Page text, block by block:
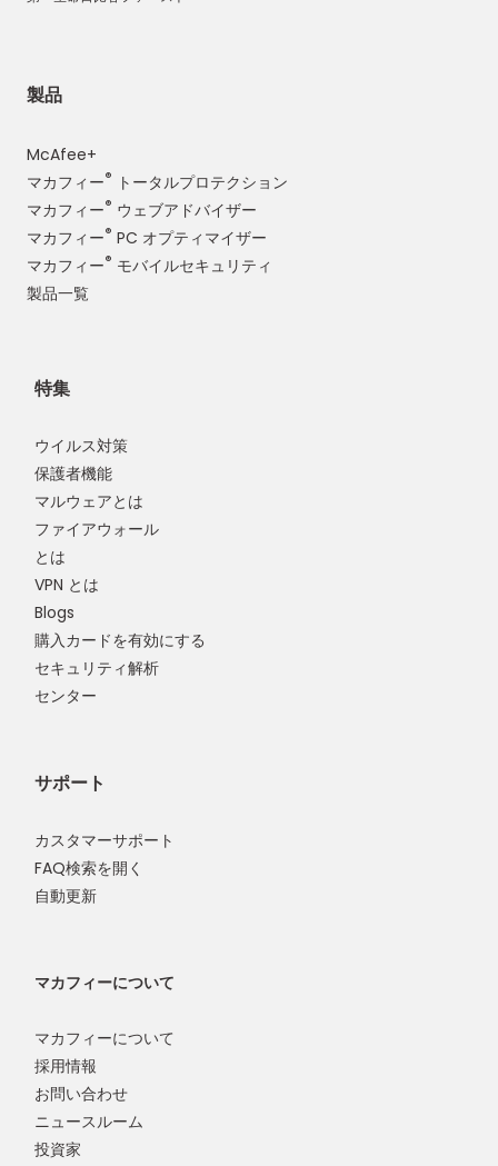
製品
McAfee+
マカフィー®
トータルプロテクション
マカフィー® ウェブアドバイザー
マカフィー® PC オプティマイザー
マカフィー® モバイルセキュリティ
製品一覧
特集
ウイルス対策
保護者機能
マルウェアとは
ファイアウォール
とは
VPN とは
Blogs
購入カードを有効にする
セキュリティ解析
センター
サポート
カスタマーサポート
FAQ検索を開く
自動更新
マカフィーについて
マカフィーについて
採用情報
お問い合わせ
ニュースルーム
投資家